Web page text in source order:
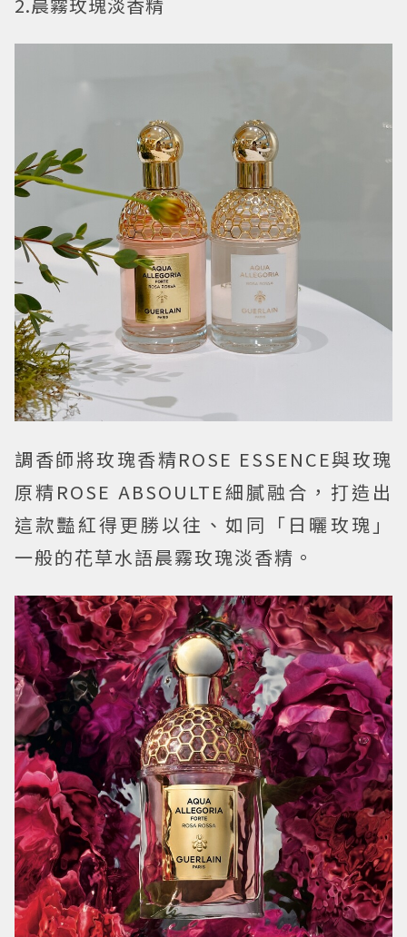
調香師將玫瑰香精ROSE ESSENCE與玫瑰
原精ROSE ABSOULTE細膩融合，打造出
這款豔紅得更勝以往、如同「日曬玫瑰」
一般的花草水語晨霧玫瑰淡香精。